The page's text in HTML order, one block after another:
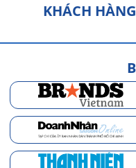
KHÁCH